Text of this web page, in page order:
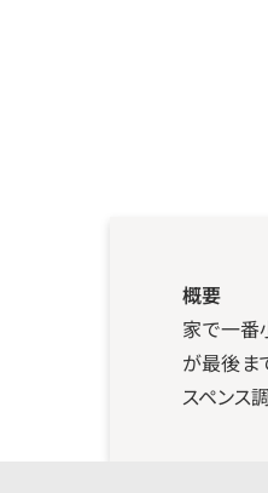
概要
家で一番
が最後ま
スペンス